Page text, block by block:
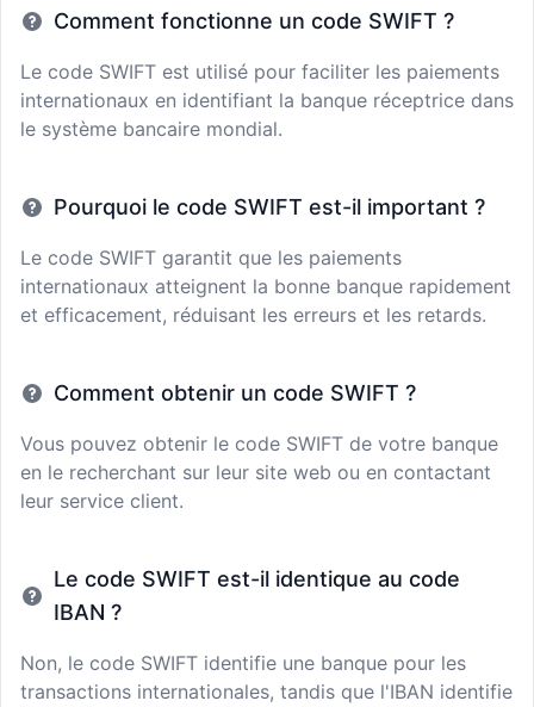
Comment fonctionne un code SWIFT ?
Le code SWIFT est utilisé pour faciliter les paiements
internationaux en identifiant la banque réceptrice dans
le système bancaire mondial.
Pourquoi le code SWIFT est-il important ?
Le code SWIFT garantit que les paiements
internationaux atteignent la bonne banque rapidement
et efficacement, réduisant les erreurs et les retards.
Comment obtenir un code SWIFT ?
Vous pouvez obtenir le code SWIFT de votre banque
en le recherchant sur leur site web ou en contactant
leur service client.
Le code SWIFT est-il identique au code
IBAN ?
Non, le code SWIFT identifie une banque pour les
transactions internationales, tandis que l'IBAN identifie